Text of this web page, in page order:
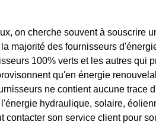
on cherche souvent à souscrire
majorité des fournisseurs
100% verts et les autres qui
qu'en énergie
ne contient aucune trace
hydraulique, solaire,
contacter son service client pour